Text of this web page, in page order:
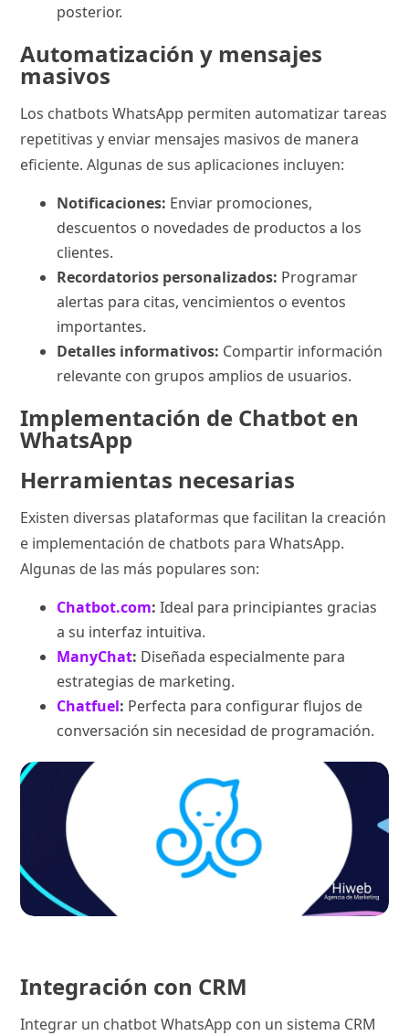
posterior.
Automatización y mensajes
masivos
Los chatbots WhatsApp permiten automatizar tareas
repetitivas y enviar mensajes masivos de manera
eficiente. Algunas de sus aplicaciones incluyen:
Notificaciones: Enviar promociones,
descuentos o novedades de productos a los
clientes.
Recordatorios personalizados: Programar
alertas para citas, vencimientos o eventos
importantes.
Detalles informativos: Compartir información
relevante con grupos amplios de usuarios.
Implementación de Chatbot en
WhatsApp
Herramientas necesarias
Existen diversas plataformas que facilitan la creación
e implementación de chatbots para WhatsApp.
Algunas de las más populares son:
Chatbot.com: Ideal para principiantes gracias
a su interfaz intuitiva.
ManyChat: Diseñada especialmente para
estrategias de marketing.
Chatfuel: Perfecta para configurar flujos de
conversación sin necesidad de programación.
Integración con CRM
Integrar un chatbot WhatsApp con un sistema CRM